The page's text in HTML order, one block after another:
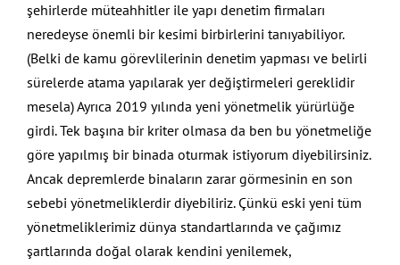
şehirlerde müteahhitler ile yapı denetim firmaları
neredeyse önemli bir kesimi birbirlerini tanıyabiliyor.
(Belki de kamu görevlilerinin denetim yapması ve belirli
sürelerde atama yapılarak yer değiştirmeleri gereklidir
mesela) Ayrıca 2019 yılında yeni yönetmelik yürürlüğe
girdi. Tek başına bir kriter olmasa da ben bu yönetmeliğe
göre yapılmış bir binada oturmak istiyorum diyebilirsiniz.
Ancak depremlerde binaların zarar görmesinin en son
sebebi yönetmeliklerdir diyebiliriz. Çünkü eski yeni tüm
yönetmeliklerimiz dünya standartlarında ve çağımız
şartlarında doğal olarak kendini yenilemek,